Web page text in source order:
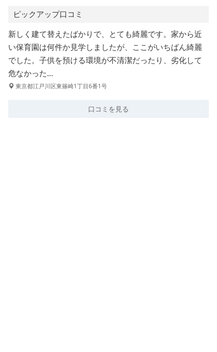
ピックアップ口コミ
新しく建て替えたばかりで、とても綺麗です。家から近
い保育園は何件か見学しましたが、ここがいちばん綺麗
でした。子供を預ける環境が不清潔だったり、劣化して
危なかった…
東京都江戸川区東篠崎1丁目6番1号
口コミを見る